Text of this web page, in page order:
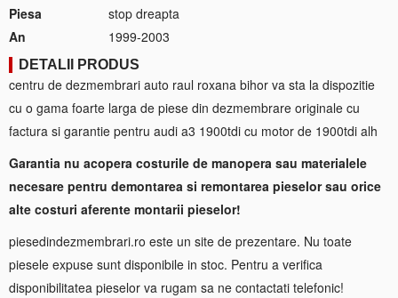
Piesa
stop dreapta
An
1999-2003
DETALII PRODUS
centru de dezmembrari auto raul roxana bihor va sta la dispozitie
cu o gama foarte larga de piese din dezmembrare originale cu
factura si garantie pentru audi a3 1900tdi cu motor de 1900tdi alh
Garantia nu acopera costurile de manopera sau materialele
necesare pentru demontarea si remontarea pieselor sau orice
alte costuri aferente montarii pieselor!
piesedindezmembrari.ro este un site de prezentare. Nu toate
piesele expuse sunt disponibile in stoc. Pentru a verifica
disponibilitatea pieselor va rugam sa ne contactati telefonic!